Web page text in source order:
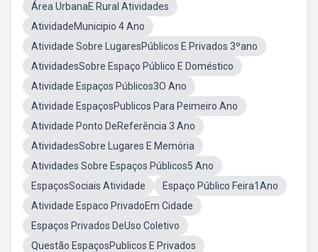
Área UrbanaE Rural Atividades
AtividadeMunicipio 4 Ano
Atividade Sobre LugaresPúblicos E Privados 3ºano
AtividadesSobre Espaço Público E Doméstico
Atividade Espaços Públicos3O Ano
Atividade EspaçosPublicos Para Peimeiro Ano
Atividade Ponto DeReferência 3 Ano
AtividadesSobre Lugares E Memória
Atividades Sobre Espaços Públicos5 Ano
EspaçosSociais Atividade
Espaço Público Feira1Ano
Atividade Espaco PrivadoEm Cidade
Espaços Privados DeUso Coletivo
Questão EspaçosPublicos E Privados